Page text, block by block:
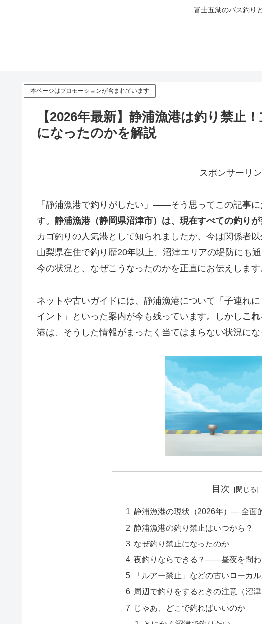
富士五湖のバス釣り
本ページはプロモーションが含まれています
【2026年最新】静浦漁港は釣り禁止
になったのかを解説
スポンサーリ
「静浦漁港で釣りがしたい」——そう思ってこの記事
す。 静浦漁港（静岡県沼津市）は、現在すべての釣り
カゴ釣りの人気港として知られましたが、今は関係者
山梨県在住で釣り歴20年以上、沼津エリアの堤防にも
今の状況と、なぜこうなったのかを正直にお伝えします
ネットや古いガイドには、静浦漁港について「子連れ
イント」といった案内が今も残っています。しかし こ
港は、そうした情報がまったく当てはまらない状況にな
目次
静浦漁港の現状（2026年）— 全面
静浦漁港の釣り禁止はいつから？
なぜ釣り禁止になったのか
夜釣りならできる？——昼夜を問わ
「ルアー禁止」などの古いローカ
周辺で釣りをするときの注意（沼津
じゃあ、どこで釣ればいいのか